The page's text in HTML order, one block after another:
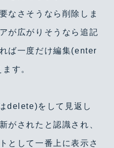
なさそうなら削除しま
が広がりそうなら追記
ば一度だけ編集(enter
す。
delete)をして見返し
がされたと認識され、
として一番上に表示さ